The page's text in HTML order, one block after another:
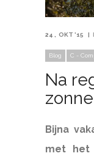
24 OKT '15
Blog C -
Na
Bijna
met het